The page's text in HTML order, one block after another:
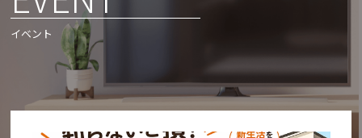
イベント